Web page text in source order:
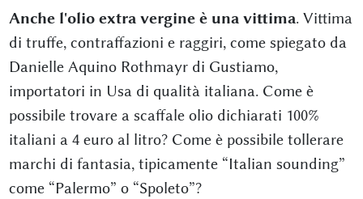
Anche l'olio extra vergine è una vittima. Vittima
di truffe, contraffazioni e raggiri, come spiegato da
Danielle Aquino Rothmayr di Gustiamo,
importatori in Usa di qualità italiana. Come è
possibile trovare a scaffale olio dichiarati 100%
italiani a 4 euro al litro? Come è possibile tollerare
marchi di fantasia, tipicamente “Italian sounding”
come “Palermo” o “Spoleto”?